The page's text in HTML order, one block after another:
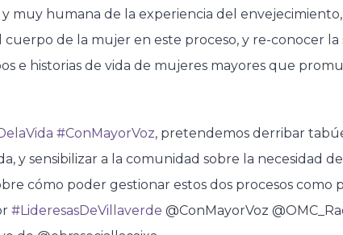
y muy humana de la experiencia del
cuerpo de la mujer en este proceso, y re-conocer la
e historias de vida de mujeres mayores que
#ConMayorVoz, pretendemos derribar
y sensibilizar a la comunidad sobre la necesidad
cómo poder gestionar estos dos procesos como
#LideresasDeVillaverde @ConMayorVoz